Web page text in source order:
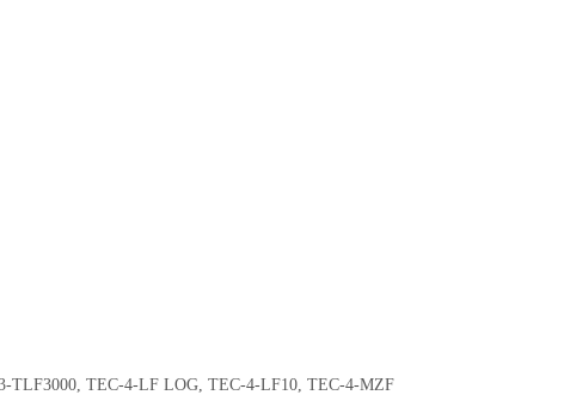
TLF3000 TEC-4-LF LOG TEC-4-LF10 TEC-4-MZF